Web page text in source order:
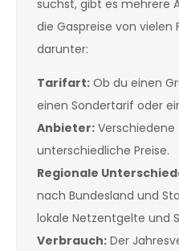
suchst, gibt es mehrere
die Gaspreise von vielen
darunter:
Tarifart: Ob du einen
einen Sondertarif oder
Anbieter: Verschiedene
unterschiedliche Preise.
Regionale
nach Bundesland und
lokale Netzentgelte und
Verbrauch: Der